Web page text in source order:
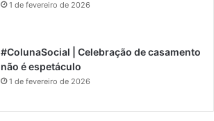
1 de fevereiro de 2026
#ColunaSocial | Celebração de casamento
não é espetáculo
1 de fevereiro de 2026